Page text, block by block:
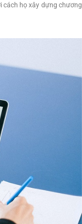
cách họ xây dựng chương